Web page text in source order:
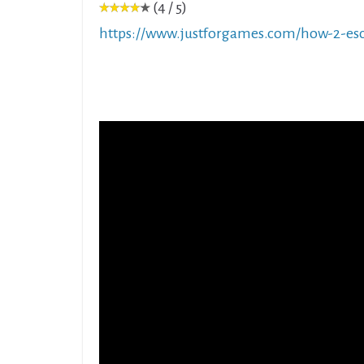
(4 / 5)
https://www.justforgames.com/how-2-